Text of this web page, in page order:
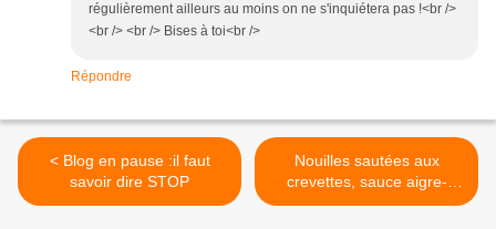
régulièrement ailleurs au moins on ne s'inquiétera pas !<br />
<br /> <br /> Bises à toi<br />
Répondre
< Blog en pause :il faut
savoir dire STOP
Nouilles sautées aux
crevettes, sauce aigre-
douce et chop-suey maison